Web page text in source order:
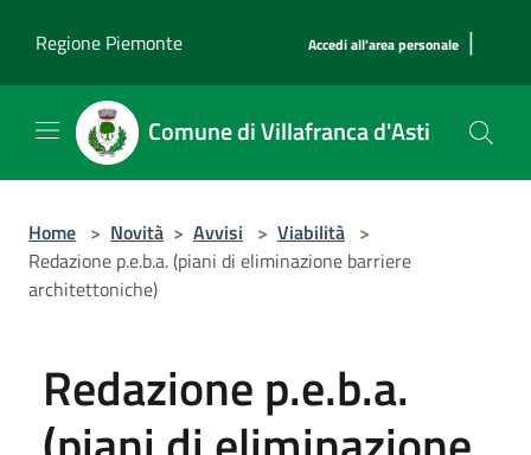
Regione Piemonte
Accedi all'area personale |
Comune di Villafranca d'Asti
Home > Novità > Avvisi > Viabilità >
Redazione p.e.b.a. (piani di eliminazione barriere
architettoniche)
Redazione p.e.b.a.